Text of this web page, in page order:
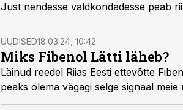
Just nendesse valdkondadesse peab
aastaks.
UUDISED18.03.24, 10:42
Miks Fibenol Lätti läheb?
Läinud reedel Riias Eesti ettevõtte
peaks olema vägagi selge signaal